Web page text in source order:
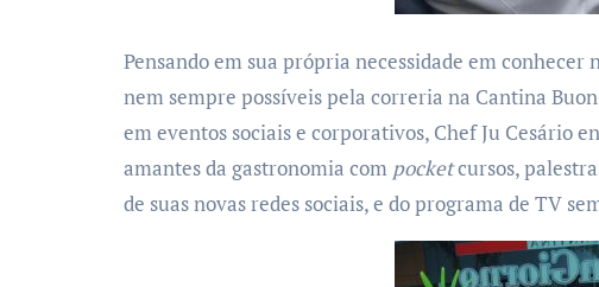
Pensando em sua própria necessidade em
nem sempre possíveis pela correria na Cantina
em eventos sociais e corporativos, Chef Ju Cesário
amantes da gastronomia com pocketcursos,
de suas novas redes sociais, e do programa de TV